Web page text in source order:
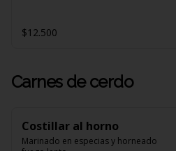
$12.500
Carnes de cerdo
Costillar al horno
Marinado en especias y horneado